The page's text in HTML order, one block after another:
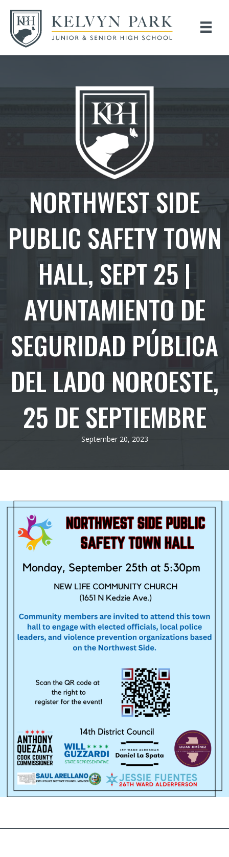
NORTHWEST SIDE
PUBLIC SAFETY TOWN
HALL, SEPT 25 |
AYUNTAMIENTO DE
SEGURIDAD PÚBLICA
DEL LADO NOROESTE,
25 DE SEPTIEMBRE
September 20, 2023